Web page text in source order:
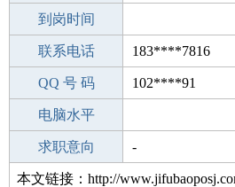
驾 照
到岗时间
期望月薪
联系电话 183****7816
手机号码 183****7816
QQ 号 码 102****91
微信号码
电脑水平
外语水平
求职意向 -
本文链接：http://